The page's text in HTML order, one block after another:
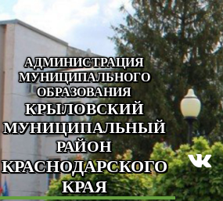
АДМИНИСТРАЦИЯ
МУНИЦИПАЛЬНОГО
ОБРАЗОВАНИЯ
КРЫЛОВСКИЙ
МУНИЦИПАЛЬНЫЙ
РАЙОН
КРАСНОДАРСКОГО
КРАЯ